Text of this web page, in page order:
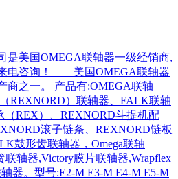
是美国OMEGA联轴器一级经销商,
电咨询！ 美国OMEGA联轴器
商之一。 产品有:OMEGA联轴
REXNORD）联轴器、FALK联轴
REX）、REXNORD斗提机配
滚子链条、REXNORD链板
鼓形齿联轴器，Omega联轴
联轴器,Victory膜片联轴器,Wrapflex
器。型号:E2-M E3-M E4-M E5-M